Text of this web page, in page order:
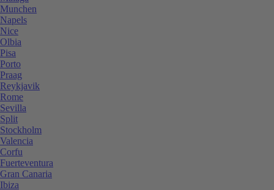
Munchen
Napels
Nice
Olbia
Pisa
Porto
Praag
Reykjavik
Rome
Sevilla
Split
Stockholm
Valencia
Corfu
Fuerteventura
Gran Canaria
Ibiza